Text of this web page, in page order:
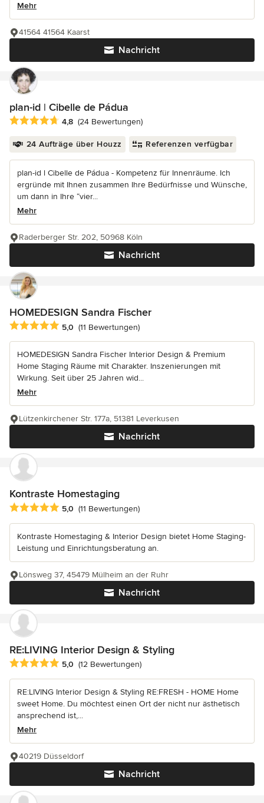
Mehr
Nachricht
41564 41564 Kaarst
plan-id | Cibelle de Pádua
Durchschnittliche Bewertung: 4.8 von 5 Sternen
4,8 (24 Bewertungen)
24 Aufträge über Houzz Referenzen verfügbar
plan-id l Cibelle de Pádua - Kompetenz für Innenräume. Ich
ergründe mit Ihnen zusammen Ihre Bedürfnisse und Wünsche,
um dann in Ihre “vier...
Mehr
Nachricht
Raderberger Str. 202, 50968 Köln
HOMEDESIGN Sandra Fischer
Durchschnittliche Bewertung: 5 von 5 Sternen
5,0 (11 Bewertungen)
HOMEDESIGN Sandra Fischer Interior Design & Premium
Home Staging Räume mit Charakter. Inszenierungen mit
Wirkung. Seit über 25 Jahren wid...
Mehr
Nachricht
Lützenkirchener Str. 177a, 51381 Leverkusen
Kontraste Homestaging
Durchschnittliche Bewertung: 5 von 5 Sternen
5,0 (11 Bewertungen)
Kontraste Homestaging & Interior Design bietet Home Staging-
Leistung und Einrichtungsberatung an.
Nachricht
Lönsweg 37, 45479 Mülheim an der Ruhr
RE:LIVING Interior Design & Styling
Durchschnittliche Bewertung: 5 von 5 Sternen
5,0 (12 Bewertungen)
RE:LIVING Interior Design & Styling RE:FRESH - HOME Home
sweet Home. Du möchtest einen Ort der nicht nur ästhetisch
ansprechend ist,...
Mehr
Nachricht
40219 Düsseldorf